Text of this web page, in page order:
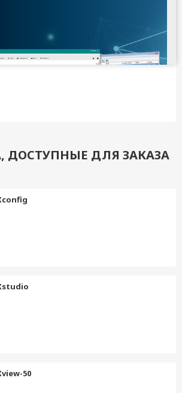
ДОСТУПНЫЕ ДЛЯ ЗАКАЗА
50